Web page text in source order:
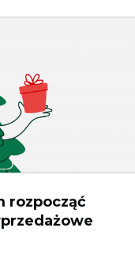
rozpocząć